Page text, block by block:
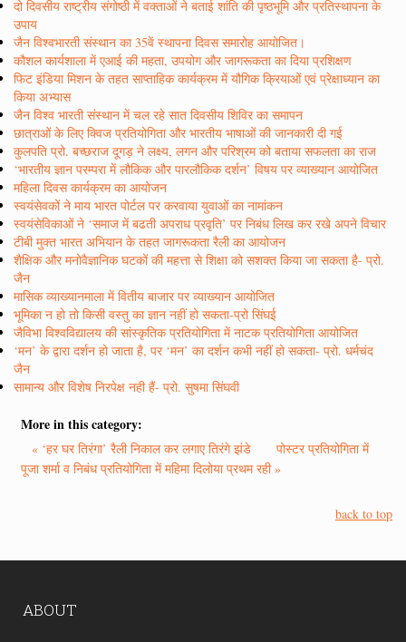
दो दिवसीय राष्ट्रीय संगोष्ठी में वक्ताओं ने बताई शांति की पृष्ठभूमि और प्रतिस्थापना के
उपाय
जैन विश्वभारती संस्थान का 35वें स्थापना दिवस समारोह आयोजित।
कौशल कार्यशाला में एआई की महता, उपयोग और जागरूकता का दिया प्रशिक्षण
फिट इंडिया मिशन के तहत साप्ताहिक कार्यक्रम में यौगिक क्रियाओं एवं प्रेक्षाध्यान का
किया अभ्यास
जैन विश्व भारती संस्थान में चल रहे सात दिवसीय शिविर का समापन
छात्राओं के लिए क्विज प्रतियोगिता और भारतीय भाषाओं की जानकारी दी गई
कुलपति प्रो. बच्छराज दूगड़ ने लक्ष्य, लगन और परिश्रम को बताया सफलता का राज
‘भारतीय ज्ञान परम्परा में लौकिक और पारलौकिक दर्शन’ विषय पर व्याख्यान आयोजित
महिला दिवस कार्यक्रम का आयोजन
स्वयंसेवकों ने माय भारत पोर्टल पर करवाया युवाओं का नामांकन
स्वयंसेविकाओं ने ‘समाज में बढती अपराध प्रवृति’ पर निबंध लिख कर रखे अपने विचार
टीबी मुक्त भारत अभियान के तहत जागरूकता रैली का आयोजन
शैक्षिक और मनोवैज्ञानिक घटकों की महत्ता से शिक्षा को सशक्त किया जा सकता है- प्रो.
जैन
मासिक व्याख्यानमाला में वितीय बाजार पर व्याख्यान आयोजित
भूमिका न हो तो किसी वस्तु का ज्ञान नहीं हो सकता-प्रो सिंघई
जैविभा विश्वविद्यालय की सांस्कृतिक प्रतियोगिता में नाटक प्रतियोगिता आयोजित
‘मन’ के द्वारा दर्शन हो जाता है, पर ‘मन’ का दर्शन कभी नहीं हो सकता- प्रो. धर्मचंद
जैन
सामान्य और विशेष निरपेक्ष नही हैं- प्रो. सुषमा सिंघवी
More in this category:
« ‘हर घर तिरंगा’ रैली निकाल कर लगाए तिरंगे झंडे
पोस्टर प्रतियोगिता में
पूजा शर्मा व निबंध प्रतियोगिता में महिमा दिलोया प्रथम रही »
back to top
ABOUT